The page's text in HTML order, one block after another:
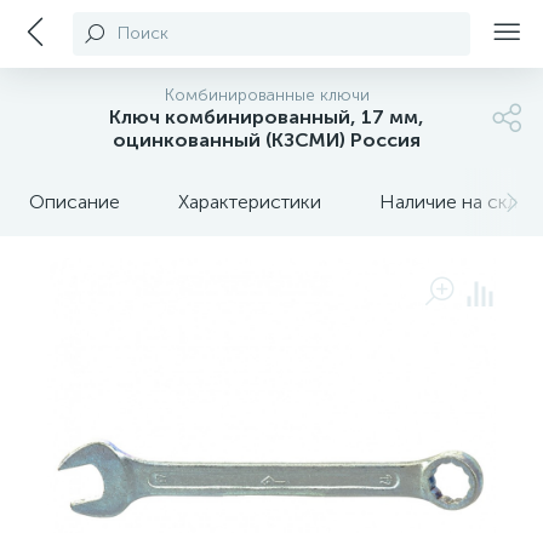
Поиск
Комбинированные ключи
Ключ комбинированный, 17 мм,
оцинкованный (КЗСМИ) Россия
Описание Характеристики Наличие на